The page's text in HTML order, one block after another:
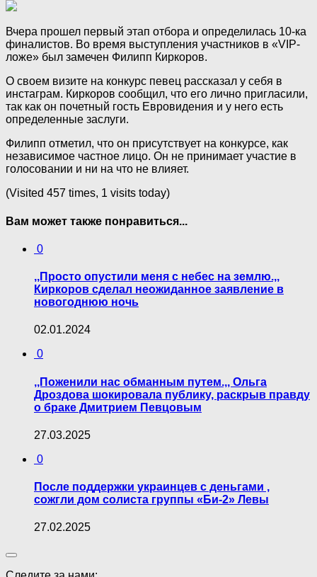
Вчера прошел первый этап отбора и определилась 10-ка
финалистов. Во время выступления участников в «VIP-
ложе» был замечен Филипп Киркоров.
О своем визите на конкурс певец рассказал у себя в
инстаграм. Киркоров сообщил, что его лично пригласили,
так как он почетный гость Евровидения и у него есть
определенные заслуги.
Филипп отметил, что он присутствует на конкурсе, как
независимое частное лицо. Он не принимает участие в
голосовании и ни на что не влияет.
(Visited 457 times, 1 visits today)
Вам может также понравиться...
0
,,Просто опустили меня с небес на землю.,,
Киркоров сделал неожиданное заявление в
новогоднюю ночь
02.01.2024
0
,,Поженили нас обманным путем.,, Ольга
Дроздова шокировала публику, раскрыв правду
о браке Дмитрием Певцовым
27.03.2025
0
После поддержки украинцев с деньгами ,
coжгли дом солиста группы «Би-2» Левы
27.02.2025